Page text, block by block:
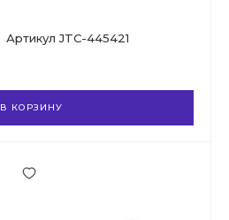
Артикул JTC-445421
В КОРЗИНУ